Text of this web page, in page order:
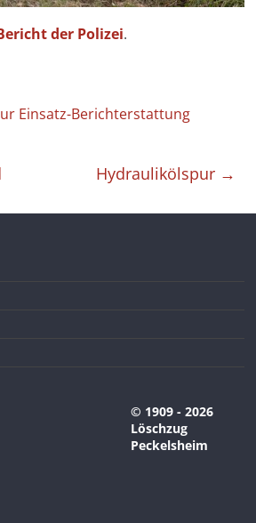
der Polizei.
Einsatz-Berichterstattung
Hydraulikölspur →
© 1909 - 2026
Löschzug
Peckelsheim